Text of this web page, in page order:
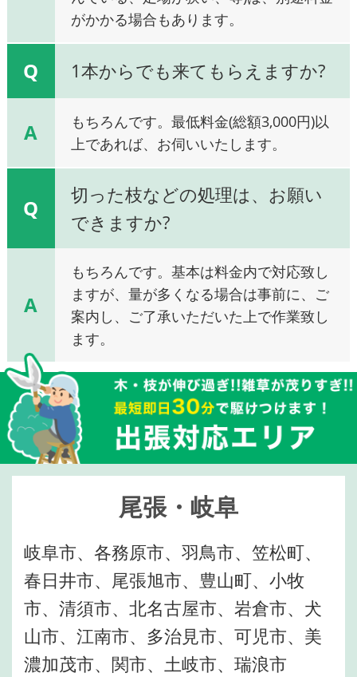
がかかる場合もあります。
Q 1本からでも来てもらえますか?
A
もちろんです。最低料金(総額3,000円)以
上であれば、お伺いいたします。
Q
切った枝などの処理は、お願い
できますか?
A
もちろんです。基本は料金内で対応致し
ますが、量が多くなる場合は事前に、ご
案内し、ご了承いただいた上で作業致し
ます。
尾張・岐阜
岐阜市、各務原市、羽鳥市、笠松町、
春日井市、尾張旭市、豊山町、小牧
市、清須市、北名古屋市、岩倉市、犬
山市、江南市、多治見市、可児市、美
濃加茂市、関市、土岐市、瑞浪市